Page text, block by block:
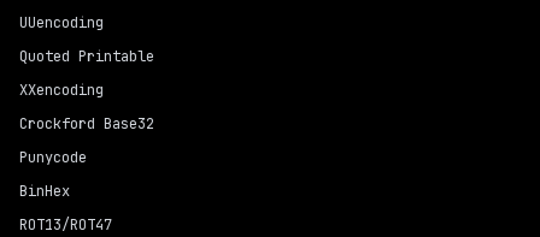
UUencoding
Quoted Printable
XXencoding
Crockford Base32
Punycode
BinHex
ROT13/ROT47